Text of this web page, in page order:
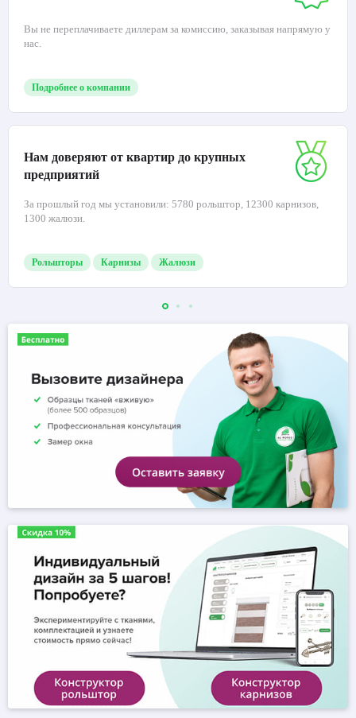
Вы не переплачиваете диллерам за комиссию, заказывая напрямую у
нас.
Подробнее о компании
Нам доверяют от квартир до крупных
предприятий
За прошлый год мы установили: 5780 рольштор, 12300 карнизов,
1300 жалюзи.
Рольшторы Карнизы Жалюзи